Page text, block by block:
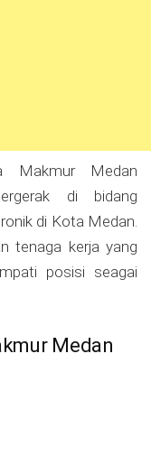
Makmur Medan
di bidang
di Kota Medan.
tenaga kerja yang
posisi seagai
Medan